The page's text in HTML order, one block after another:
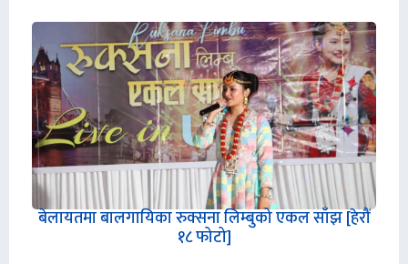
बेलायतमा बालगायिका रुक्सना लिम्बुको एकल साँझ [हेरौं
१८ फोटो]